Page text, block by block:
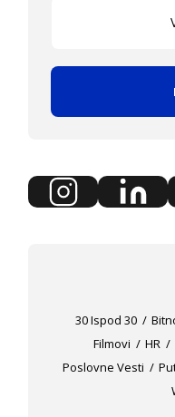
30 Ispod 30
Filmovi
HR
Poslovne Vesti